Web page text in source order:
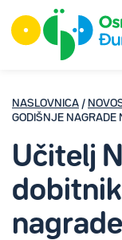
NASLOVNICA /
GODIŠNJE NAGRADE
Učitelj